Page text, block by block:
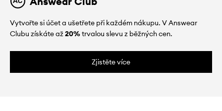
Vytvořte si účet a ušetřete při každém nákupu. V Answear
Clubu získáte až20%trvalou slevu z běžných cen.
Zjistěte více